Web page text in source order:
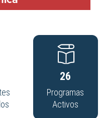
26
Programas
Activos